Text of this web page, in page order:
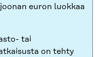
euron luokkaa
tai
on tehty